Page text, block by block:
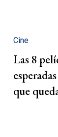
Cine
Las 8
que